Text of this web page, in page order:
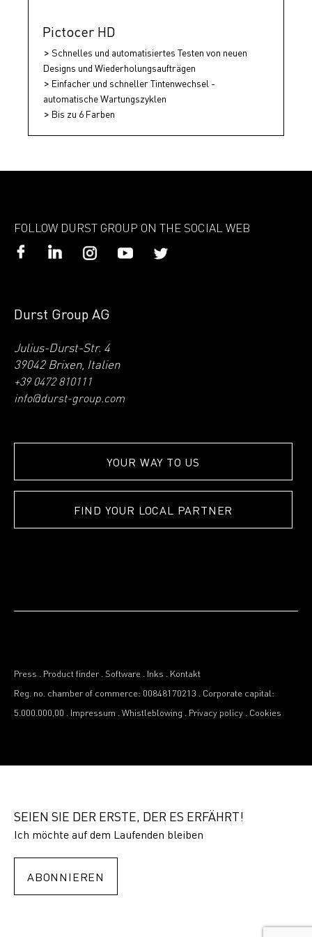
Pictocer HD
Schnelles und automatisiertes Testen von neuen
Designs und Wiederholungsaufträgen
Einfacher und schneller Tintenwechsel -
automatische Wartungszyklen
Bis zu 6 Farben
FOLLOW DURST GROUP ON THE SOCIAL WEB
Durst Group AG
Julius-Durst-Str. 4
39042 Brixen, Italien
+39 0472 810111
info@durst-group.com
YOUR WAY TO US
FIND YOUR LOCAL PARTNER
Press . Product finder . Software . Inks . Kontakt
Reg. no. chamber of commerce: 00848170213 . Corporate capital:
5.000.000,00 . Impressum . Whistleblowing . Privacy policy . Cookies
SEIEN SIE DER ERSTE, DER ES ERFÄHRT!
Ich möchte auf dem Laufenden bleiben
ABONNIEREN